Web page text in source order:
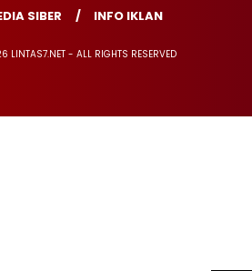
SIBER
INFO IKLAN
LINTAS7.NET - ALL RIGHTS RESERVED